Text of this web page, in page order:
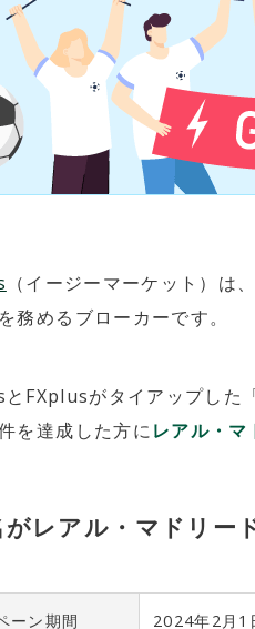
（イージーマーケット）は
務めるブローカーです。
FXplusがタイアップした
を達成した方にレアル・マ
がレアル・マドリー
ーン期間 2024年2月1